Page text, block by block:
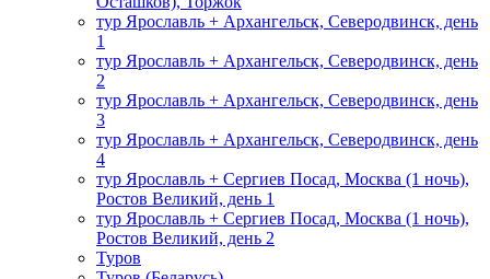
тур Ярославль + Архангельск, Северодвинск, день
1
тур Ярославль + Архангельск, Северодвинск, день
2
тур Ярославль + Архангельск, Северодвинск, день
3
тур Ярославль + Архангельск, Северодвинск, день
4
тур Ярославль + Сергиев Посад, Москва (1 ночь),
Ростов Великий, день 1
тур Ярославль + Сергиев Посад, Москва (1 ночь),
Ростов Великий, день 2
Туров